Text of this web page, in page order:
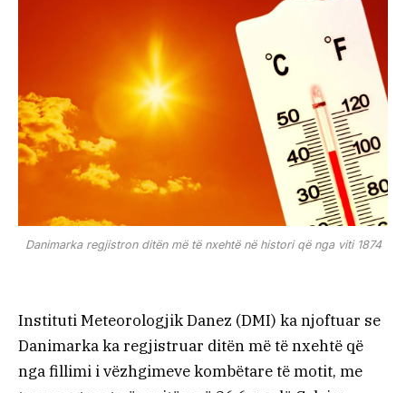
Danimarka regjistron ditën më të nxehtë në histori që nga viti 1874
Instituti Meteorologjik Danez (DMI) ka njoftuar se
Danimarka ka regjistruar ditën më të nxehtë që
nga fillimi i vëzhgimeve kombëtare të motit, me